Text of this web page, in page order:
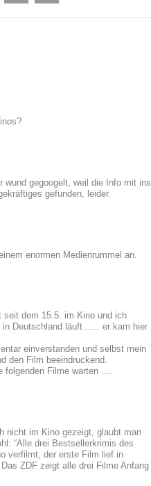
wund gegoogelt, weil die Info mit ins
gefunden, leider.
enormen Medienrummel an.
seit dem 15.5. im Kino und ich
in Deutschland läuft…... er kam hier
einverstanden und selbst mein
den Film beeindruckend.
folgenden Filme warten ....
nicht im Kino gezeigt, glaubt man
“Alle drei Bestsellerkrimis des
verfilmt, der erste Film lief in
ZDF zeigt alle drei Filme Anfang